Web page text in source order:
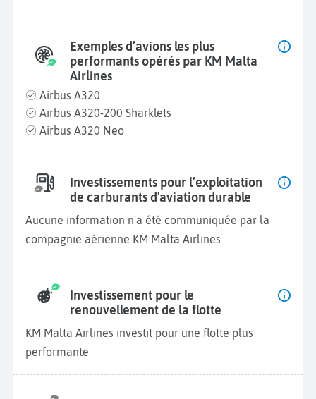
Exemples d’avions les plus
performants opérés par KM Malta
Airlines
Airbus A320
Airbus A320-200 Sharklets
Airbus A320 Neo
Investissements pour l’exploitation
de carburants d'aviation durable
Aucune information n'a été communiquée par la
compagnie aérienne KM Malta Airlines
Investissement pour le
renouvellement de la flotte
KM Malta Airlines investit pour une flotte plus
performante